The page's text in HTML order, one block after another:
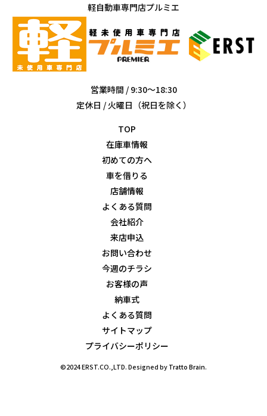
軽自動車専門店プルミエ
営業時間 / 9:30～18:30
定休日 / 火曜日（祝日を除く）
TOP
在庫車情報
初めての方へ
車を借りる
店舗情報
よくある質問
会社紹介
来店申込
お問い合わせ
今週のチラシ
お客様の声
納車式
よくある質問
サイトマップ
プライバシーポリシー
©2024 ERST.CO.,LTD. Designed by Tratto Brain.